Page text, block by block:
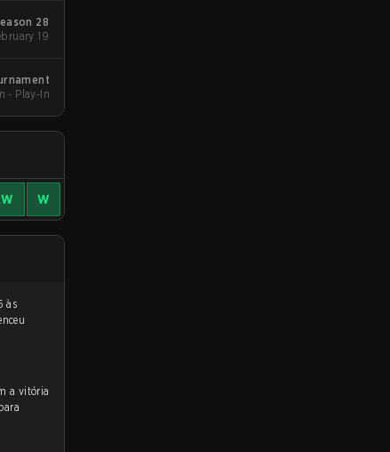
28
Group Stage 1 - February 19
- Play-In
W W